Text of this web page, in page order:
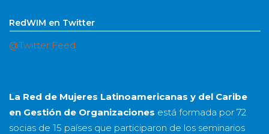
RedWIM en Twitter
@Twitter Feed
La Red de Mujeres Latinoamericanas y del Caribe
en Gestión de Organizaciones está formada por 72
socias de 15 países que participaron de los seminarios